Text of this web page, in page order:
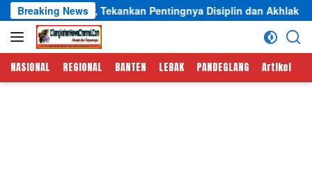
Langsung
ke
konten
Breaking News
Tekankan Pentingnya Disiplin dan Akhlak Santri
NASIONAL REGIONAL BANTEN LEBAK PANDEGLANG Artikel